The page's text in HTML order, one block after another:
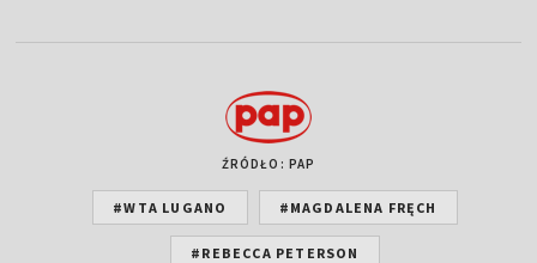
ŹRÓDŁO: PAP
#WTA LUGANO #MAGDALENA FRĘCH
#REBECCA PETERSON